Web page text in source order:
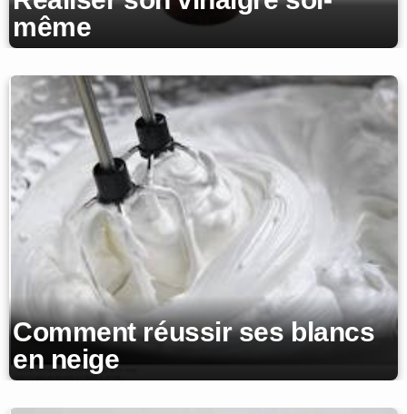
même
Comment réussir ses blancs
en neige